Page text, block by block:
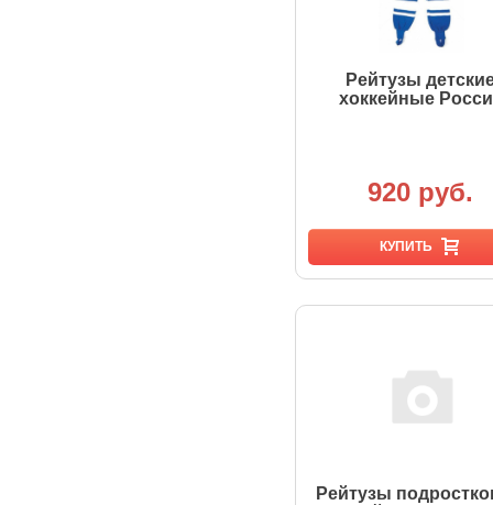
Рейтузы
хоккейные
920 руб.
КУПИТЬ
Рейтузы